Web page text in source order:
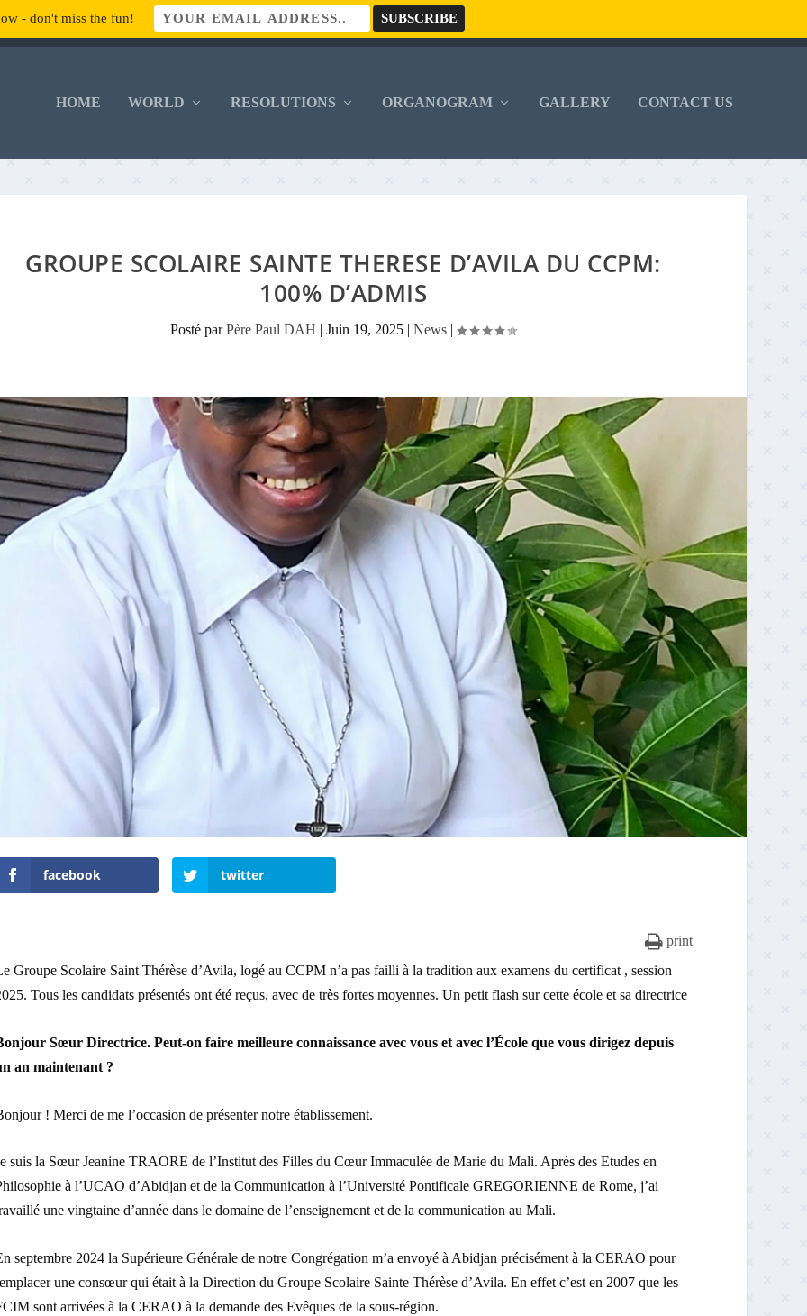
HOME WORLD RESOLUTIONS ORGANOGRAM GALLERY CONTACT US
GROUPE SCOLAIRE SAINTE THERESE D’AVILA DU CCPM:
100% D’ADMIS
Posté parPère Paul DAH |Juin 19, 2025 |News |
facebook twitter
print
Groupe Scolaire Saint Thérèse d’Avila, logé au CCPM n’a pas failli à la tradition aux examens du certificat , session
Tous les candidats présentés ont été reçus, avec de très fortes moyennes. Un petit flash sur cette école et sa directrice
Sœur Directrice. Peut-on faire meilleure connaissance avec vous et avec l’École que vous dirigez depuis
an maintenant ?
! Merci de me l’occasion de présenter notre établissement.
suis la Sœur Jeanine TRAORE de l’Institut des Filles du Cœur Immaculée de Marie du Mali. Après des Etudes en
à l’UCAO d’Abidjan et de la Communication à l’Université Pontificale GREGORIENNE de Rome, j’ai
une vingtaine d’année dans le domaine de l’enseignement et de la communication au Mali.
septembre 2024 la Supérieure Générale de notre Congrégation m’a envoyé à Abidjan précisément à la CERAO pour
une consœur qui était à la Direction du Groupe Scolaire Sainte Thérèse d’Avila. En effet c’est en 2007 que les
sont arrivées à la CERAO à la demande des Evêques de la sous-région.
- don't miss the fun!